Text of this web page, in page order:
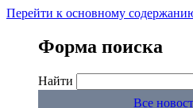
Перейти к основному
Форма поиска
Найти
Все